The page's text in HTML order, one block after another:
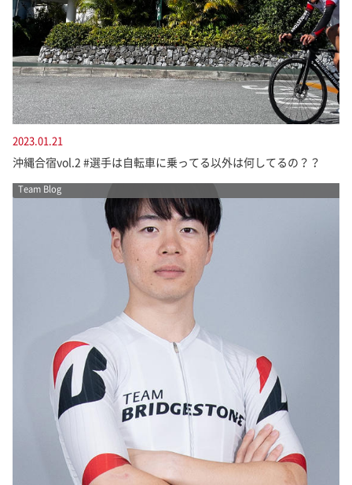
2023.01.21
沖縄合宿vol.2 #選手は自転車に乗ってる以外は何してるの？？
Team Blog